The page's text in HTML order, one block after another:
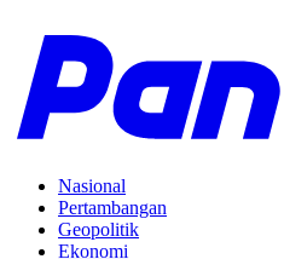
Nasional
Pertambangan
Geopolitik
Ekonomi